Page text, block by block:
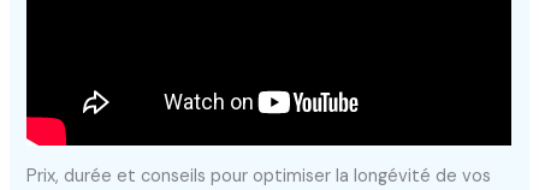
Prix, durée et conseils pour optimiser la longévité de vos